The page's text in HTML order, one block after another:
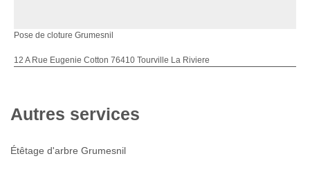
Pose de cloture Grumesnil
12 A Rue Eugenie Cotton 76410 Tourville La Riviere
Autres services
Étêtage d'arbre Grumesnil